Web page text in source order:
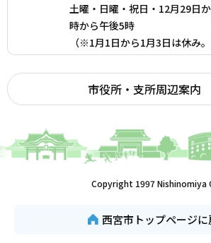
土曜・日曜・祝日・12月29日
時から午後5時
（※1月1日から1月3日は休み。
市役所・支所周辺案内
Copyright 1997 Nishinomiya
西宮市トップページに